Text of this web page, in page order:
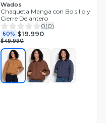
Wados
Chaqueta Manga con Bolsillo y
Cierre Delantero
0(0)
60% $19.990
$49.990